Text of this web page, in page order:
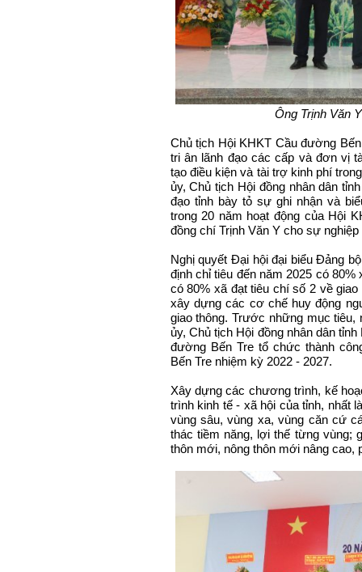
Ông Trịnh Văn
Chủ tịch Hội KHKT Cầu đường
tri ân lãnh đạo các cấp và đơn vị
tạo điều kiện và tài trợ kinh phí
ủy, Chủ tịch Hội đồng nhân dân
đạo tỉnh bày tỏ sự ghi nhận và
trong 20 năm hoạt động của Hội
đồng chí Trịnh Văn Y cho sự
Nghị quyết Đại hội đại biểu Đảng
định chỉ tiêu đến năm 2025 có
có 80% xã đạt tiêu chí số 2 về
xây dựng các cơ chế huy động
giao thông. Trước những mục
ủy, Chủ tịch Hội đồng nhân dân
đường Bến Tre tổ chức thành
Bến Tre nhiệm kỳ 2022 - 2027.
Xây dựng các chương trình, kế
trình kinh tế - xã hội của tỉnh, nhất
vùng sâu, vùng xa, vùng căn cứ
thác tiềm năng, lợi thế từng vùng;
thôn mới, nông thôn mới nâng cao,